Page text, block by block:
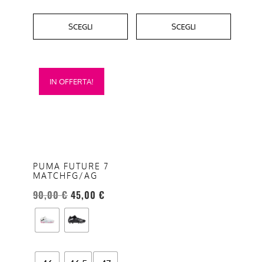
SCEGLI SCEGLI
IN OFFERTA!
PUMA FUTURE 7
MATCHFG/AG
90,00€ 45,00 €
Questo
prodotto
opzioni
possono
essere
scelte
nella
del